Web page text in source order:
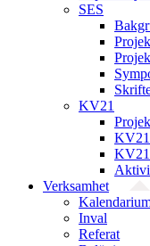
SES
KV21
KV21
Verksamhet
Inval
Referat